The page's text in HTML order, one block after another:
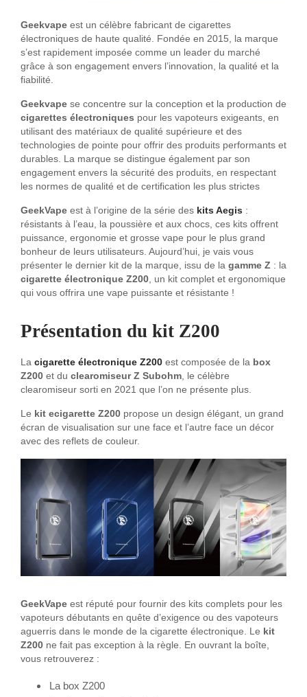
Geekvape est un célèbre fabricant de cigarettes
électroniques de haute qualité. Fondée en 2015, la marque
s’est rapidement imposée comme un leader du marché
grâce à son engagement envers l’innovation, la qualité et la
fiabilité.
Geekvape se concentre sur la conception et la production de
cigarettes électroniques pour les vapoteurs exigeants, en
utilisant des matériaux de qualité supérieure et des
technologies de pointe pour offrir des produits performants et
durables. La marque se distingue également par son
engagement envers la sécurité des produits, en respectant
les normes de qualité et de certification les plus strictes
GeekVape est à l’origine de la série des kits Aegis :
résistants à l’eau, la poussière et aux chocs, ces kits offrent
puissance, ergonomie et grosse vape pour le plus grand
bonheur de leurs utilisateurs. Aujourd’hui, je vais vous
présenter le dernier kit de la marque, issu de la gamme Z : la
cigarette électronique Z200 , un kit complet et ergonomique
qui vous offrira une vape puissante et résistante !
Présentation du kit Z200
La cigarette électronique Z200 est composée de la box
Z200 et du clearomiseur Z Subohm , le célèbre
clearomiseur sorti en 2021 que l’on ne présente plus.
Le kit ecigarette Z200 propose un design élégant, un grand
écran de visualisation sur une face et l’autre face un décor
avec des reflets de couleur.
GeekVape est réputé pour fournir des kits complets pour les
vapoteurs débutants en quête d’exigence ou des vapoteurs
aguerris dans le monde de la cigarette électronique. Le kit
Z200 ne fait pas exception à la règle. En ouvrant la boîte,
vous retrouverez :
La box Z200